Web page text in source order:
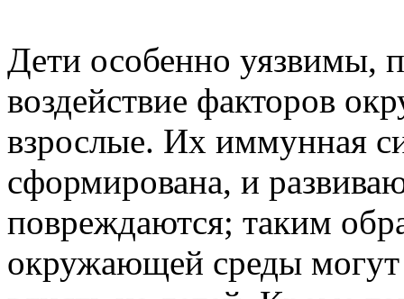
Дети особенно уязвимы,
воздействие факторов
взрослые. Их иммунная
сформирована, и
повреждаются; таким
окружающей среды